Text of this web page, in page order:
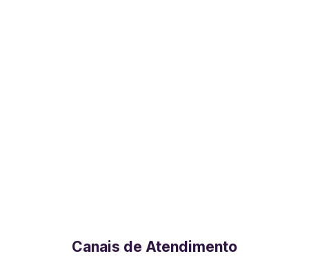
Canais de Atendimento